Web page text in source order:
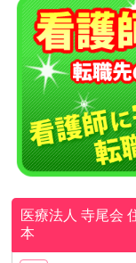
医療法人 寺尾会
本